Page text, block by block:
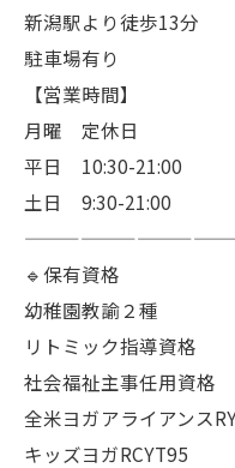
新潟駅より徒歩13分
駐車場有り
【営業時間】
月曜 定休日
平日 10:30-21:00
土日 9:30-21:00
🔹保有資格
幼稚園教諭２種
リトミック指導資格
社会福祉主事任用資格
全米ヨガアライアンス
キッズヨガRCYT95